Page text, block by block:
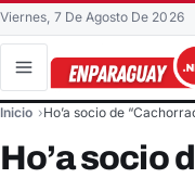
Viernes, 7 De Agosto De 2026
Buscar en el sitio
Inicio Ho’a socio de
Ho’a socio